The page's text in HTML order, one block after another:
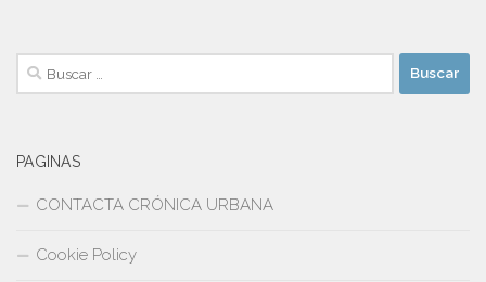
Buscar:
PAGINAS
CONTACTA CRÓNICA URBANA
Cookie Policy